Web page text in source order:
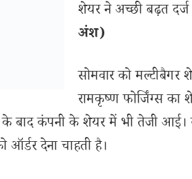
शेयर ने अच्छी बढ़त दर्ज
अंश)
सोमवार को
रामकृष्ण फोर्जिंग्स
के बाद कंपनी के शेयर में भी तेजी आई।
देना चाहती है।